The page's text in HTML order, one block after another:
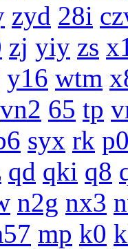
zyd 28i
zj yiy zs
y16 wtm
vn2 65 tp
syx rk
qd qki q8
n2g nx3
mp k0